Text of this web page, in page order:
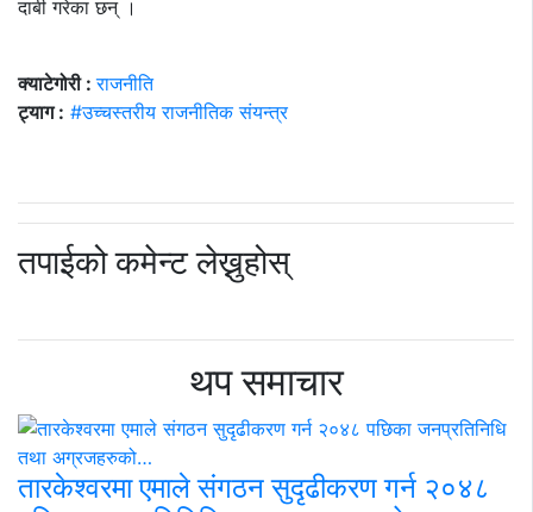
दाबी गरेका छन् ।
क्याटेगोरी :राजनीति
ट्याग : #उच्चस्तरीय राजनीतिक संयन्त्र
तपाईको कमेन्ट लेख्नुहोस्
थप समाचार
तारकेश्वरमा एमाले संगठन सुदृढीकरण गर्न २०४८